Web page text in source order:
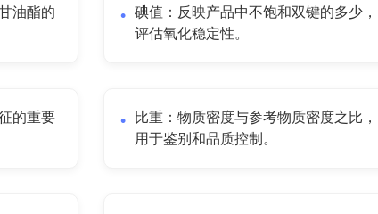
油酯的
碘值：反映产品中不饱和双键的多少，
评估氧化稳定性。
的重要
比重：物质密度与参考物质密度之比，
用于鉴别和品质控制。